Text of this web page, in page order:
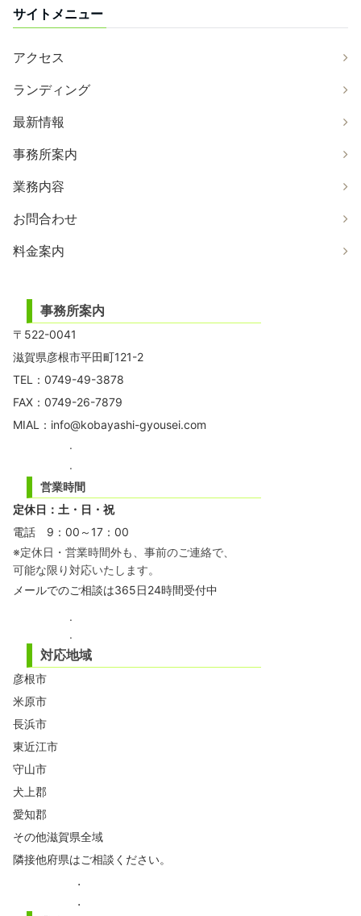
サイトメニュー
アクセス
ランディング
最新情報
事務所案内
業務内容
お問合わせ
料金案内
事務所案内
〒522-0041
滋賀県彦根市平田町121-2
TEL：0749-49-3878
FAX：0749-26-7879
MIAL： info@kobayashi-gyousei.com
.
.
営業時間
定休日：土・日・祝
電話 9：00～17：00
※定休日・営業時間外も、事前のご連絡で、
可能な限り対応いたします。
メールでのご相談は365日24時間受付中
.
.
対応地域
彦根市
米原市
長浜市
東近江市
守山市
犬上郡
愛知郡
その他滋賀県全域
隣接他府県はご相談ください。
.
.